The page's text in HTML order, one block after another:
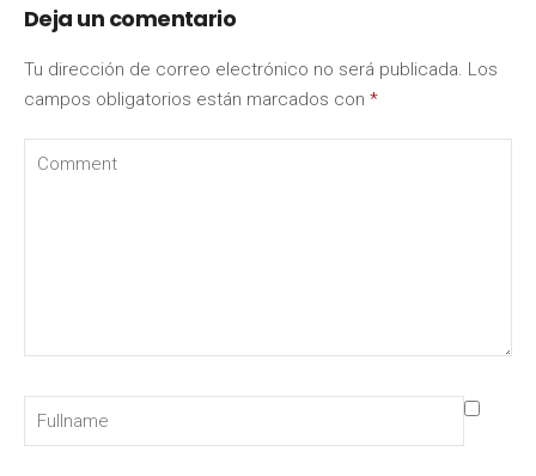
Deja un comentario
Tu dirección de correo electrónico no será publicada. Los
campos obligatorios están marcados con *